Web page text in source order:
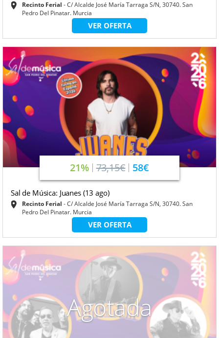
Recinto Ferial
C/ Alcalde José María Tarraga S/N, 30740. San
Pedro Del Pinatar. Murcia
VER OFERTA
21% 73,15€ 58€
Sal de Música: Juanes (13 ago)
Recinto Ferial
C/ Alcalde José María Tarraga S/N, 30740. San
Pedro Del Pinatar. Murcia
VER OFERTA
Agotada